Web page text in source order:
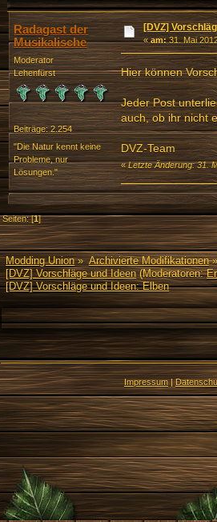
13100 mal)
Radagast der
Musikalische
Moderator
Lehenfürst
Beiträge: 2.254
"Die Natur kennt keine
Probleme, nur
Lösungen."
[DVZ]
«am:31. Mai
Hier können
Jeder Post
auch, ob ihr nicht
DVZ-Team
«Letzte Änderung: 31.
Seiten: [1]
Modding Union» Archivierte Modifikationen»
[DVZ] Vorschläge und Ideen(Moderatoren:
[DVZ] Vorschläge und Ideen: Elben
Impressum|